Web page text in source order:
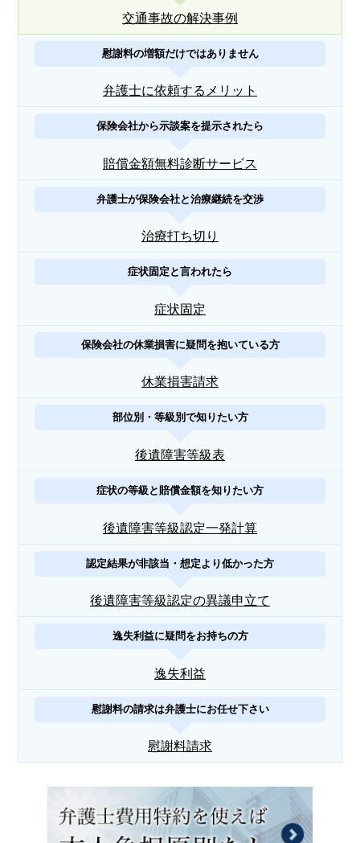
交通事故の解決事例
慰謝料の増額だけではありません
弁護士に依頼するメリット
保険会社から示談案を提示されたら
賠償金額無料診断サービス
弁護士が保険会社と治療継続を交渉
治療打ち切り
症状固定と言われたら
症状固定
保険会社の休業損害に疑問を抱いている方
休業損害請求
部位別・等級別で知りたい方
後遺障害等級表
症状の等級と賠償金額を知りたい方
後遺障害等級認定一発計算
認定結果が非該当・想定より低かった方
後遺障害等級認定の異議申立て
逸失利益に疑問をお持ちの方
逸失利益
慰謝料の請求は弁護士にお任せ下さい
慰謝料請求